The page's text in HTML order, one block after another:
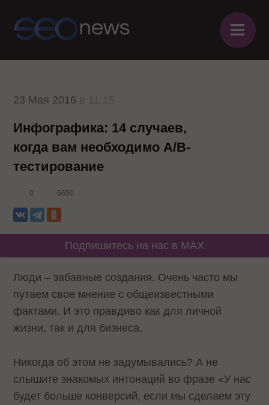
≡
23 Мая 2016
Инфографика: 14 случаев,
когда вам необходимо A/B-
тестирование
0 6650
Подпишитесь на нас в MAX
Люди – забавные создания. Очень часто мы
путаем свое мнение с общеизвестными
фактами. И это правдиво как для личной
жизни, так и для бизнеса.
Никогда об этом не задумывались? А не
слышите знакомых интонаций во фразе «У нас
будет больше конверсий, если мы сделаем эту